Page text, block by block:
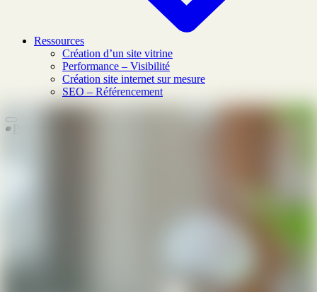
Ressources
Création d’un site vitrine
Performance – Visibilité
Création site internet sur mesure
SEO – Référencement